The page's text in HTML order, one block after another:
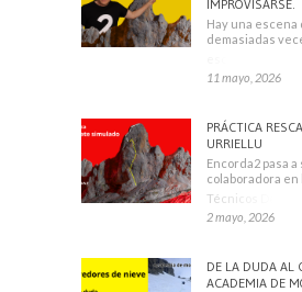
IMPROVISARSE.
Hay una
demasiadas
11 mayo, 2026
PRÁCTICA
URRIELLU
Encorda2 pasa
colaboradora en
Técnicos
2 mayo, 2026
DE LA DUDA AL
ACADEMIA DE